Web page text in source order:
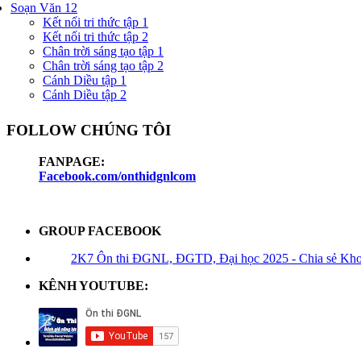
Soạn Văn 12
Kết nối tri thức tập 1
Kết nối tri thức tập 2
Chân trời sáng tạo tập 1
Chân trời sáng tạo tập 2
Cánh Diều tập 1
Cánh Diều tập 2
FOLLOW CHÚNG TÔI
FANPAGE:
Facebook.com/onthidgnlcom
GROUP FACEBOOK
2K7 Ôn thi ĐGNL, ĐGTD, Đại học 2025 - Chia sẻ
KÊNH YOUTUBE: